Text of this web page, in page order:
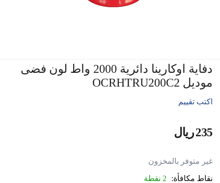
دفاية اوكارينا دائرية 2000 واط لون فضى
موديل OCRHTRU200C2
اكتب تقييم
ريال‎ ‍235‍
غير متوفر بالمخزون
نقاط مكافأة: 2 نقطة